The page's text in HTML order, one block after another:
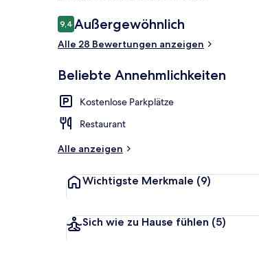
Bewertungen
9,49,4 von 10.
Außergewöhnlich
Alle 28 Bewertungen anzeigen
Beliebte Annehmlichkeiten
Kostenlose Parkplätze
Restaurant
Alle anzeigen
Wichtigste Merkmale (9)
Sich wie zu Hause fühlen (5)